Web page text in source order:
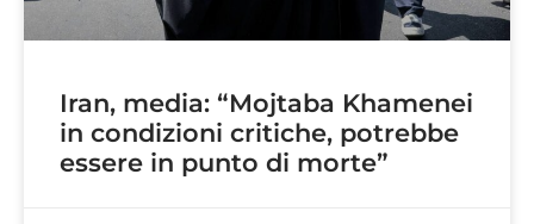
Iran, media: “Mojtaba Khamenei
in condizioni critiche, potrebbe
essere in punto di morte”